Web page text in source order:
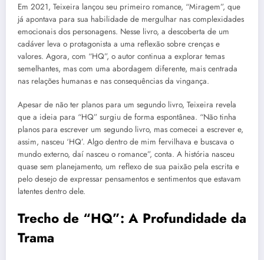
Em 2021, Teixeira lançou seu primeiro romance, “Miragem”, que
já apontava para sua habilidade de mergulhar nas complexidades
emocionais dos personagens. Nesse livro, a descoberta de um
cadáver leva o protagonista a uma reflexão sobre crenças e
valores. Agora, com “HQ”, o autor continua a explorar temas
semelhantes, mas com uma abordagem diferente, mais centrada
nas relações humanas e nas consequências da vingança.
Apesar de não ter planos para um segundo livro, Teixeira revela
que a ideia para “HQ” surgiu de forma espontânea. “Não tinha
planos para escrever um segundo livro, mas comecei a escrever e,
assim, nasceu ‘HQ’. Algo dentro de mim fervilhava e buscava o
mundo externo, daí nasceu o romance”, conta. A história nasceu
quase sem planejamento, um reflexo de sua paixão pela escrita e
pelo desejo de expressar pensamentos e sentimentos que estavam
latentes dentro dele.
Trecho de “HQ”: A Profundidade da
Trama